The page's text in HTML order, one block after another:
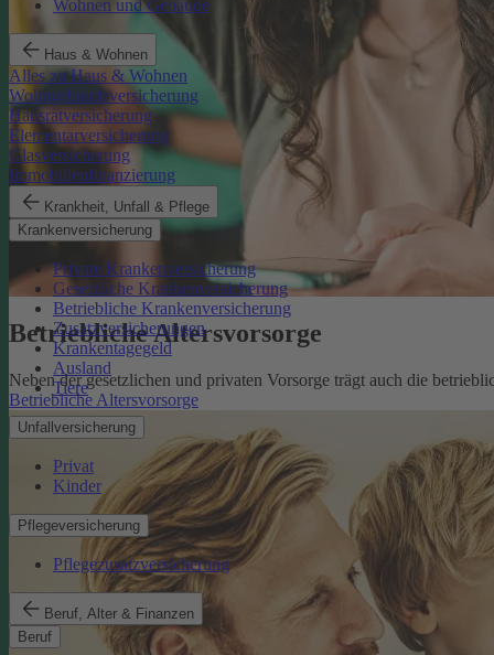
Wohnen und Gebäude
Haus & Wohnen
Alles zu Haus & Wohnen
Wohngebäudeversicherung
Hausratversicherung
Elementarversicherung
Glasversicherung
Immobilienfinanzierung
Krankheit, Unfall & Pflege
Krankenversicherung
Private Krankenversicherung
Gesetzliche Krankenversicherung
Betriebliche Krankenversicherung
Zusatzversicherungen
Krankentagegeld
Ausland
Tiere
Unfallversicherung
Privat
Kinder
Pflegeversicherung
Pflegezusatzversicherung
Beruf, Alter & Finanzen
Beruf
Betriebliche Altersvorsorge
Neben der gesetzlichen und privaten Vorsorge trägt auch die
Betriebliche Altersvorsorge